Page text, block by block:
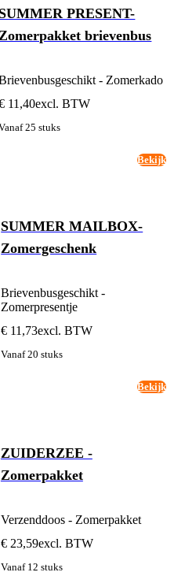
SUMMER PRESENT-
Zomerpakket brievenbus
- Zomerkado
11,40excl. BTW
25 stuks
Bekijk
SUMMER MAILBOX-
Zomergeschenk
Brievenbusgeschikt -
Zomerpresentje
€ 11,73excl. BTW
Vanaf 20 stuks
Bekijk
ZUIDERZEE -
Zomerpakket
Verzenddoos - Zomerpakket
€ 23,59excl. BTW
Vanaf 12 stuks